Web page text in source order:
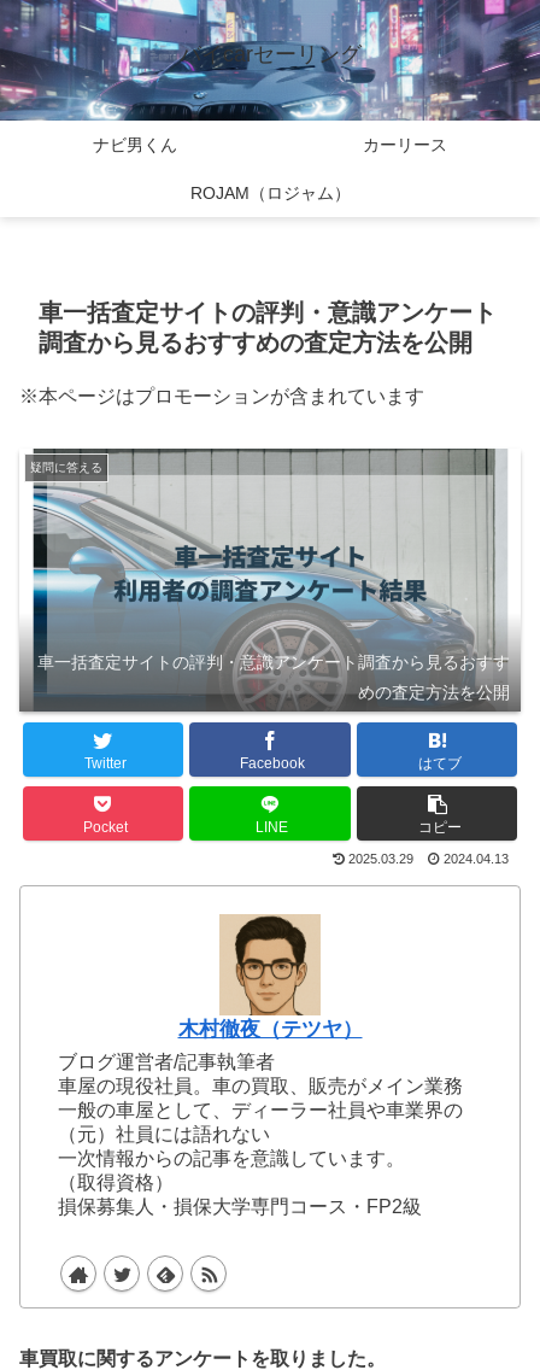
バイcarセーリング
ナビ男くん カーリース
ROJAM（ロジャム）
車一括査定サイトの評判・意識アンケート
調査から見るおすすめの査定方法を公開
※本ページはプロモーションが含まれています
疑問に答える
車一括査定サイトの評判・意識アンケート調査から見るおすす
めの査定方法を公開
Twitter Facebook はてブ
Pocket LINE コピー
2025.03.29 2024.04.13
木村徹夜（テツヤ）
ブログ運営者/記事執筆者
車屋の現役社員。車の買取、販売がメイン業務
一般の車屋として、ディーラー社員や車業界の
（元）社員には語れない
一次情報からの記事を意識しています。
（取得資格）
損保募集人・損保大学専門コース・FP2級
車買取に関するアンケートを取りました。